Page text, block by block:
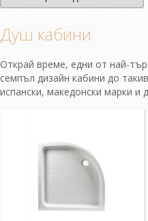
Душ кабини
Открай време, едни от най-
семпъл дизайн кабини до
испански, македонски марки и